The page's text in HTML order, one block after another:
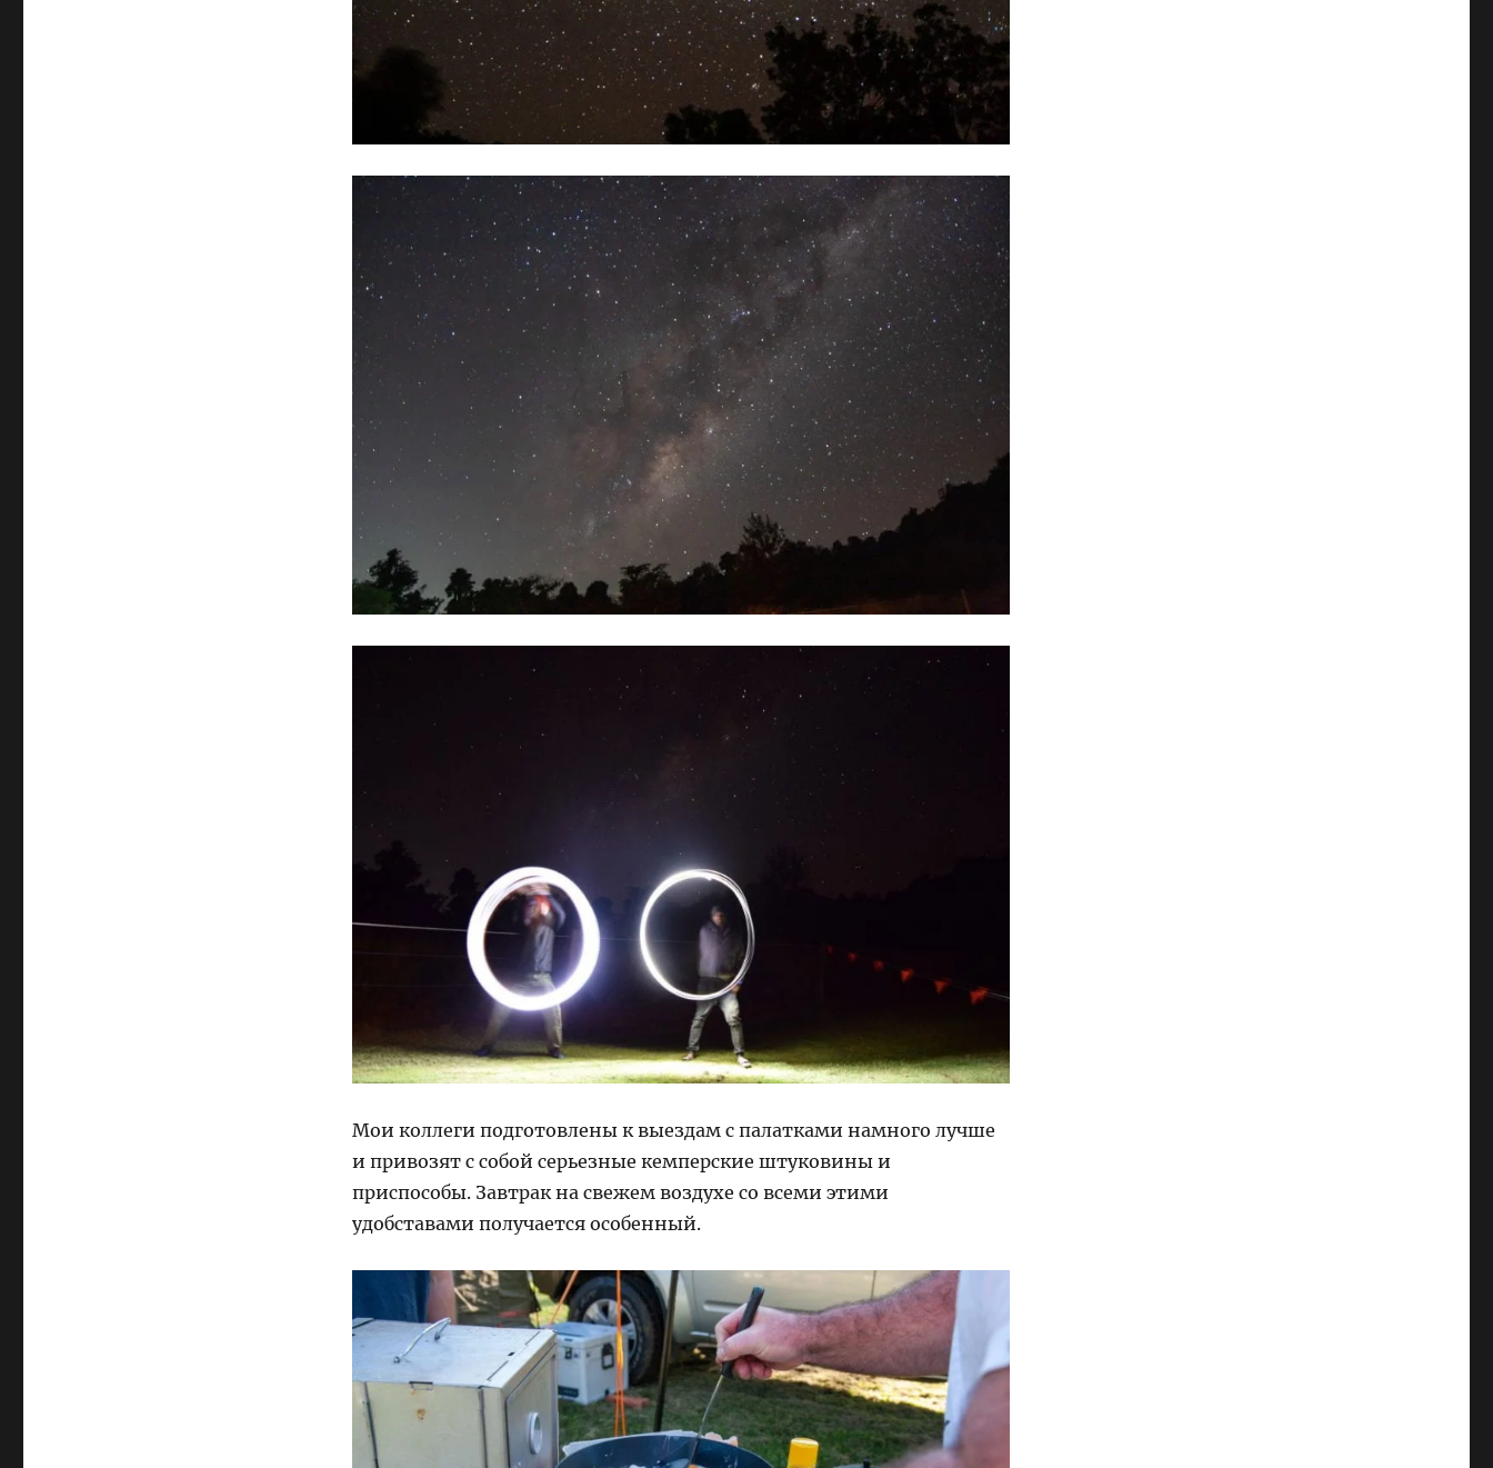
Мои коллеги подготовлены к выездам с палатками намного лучше
и привозят с собой серьезные кемперские штуковины и
приспособы. Завтрак на свежем воздухе со всеми этими
удобставами получается особенный.